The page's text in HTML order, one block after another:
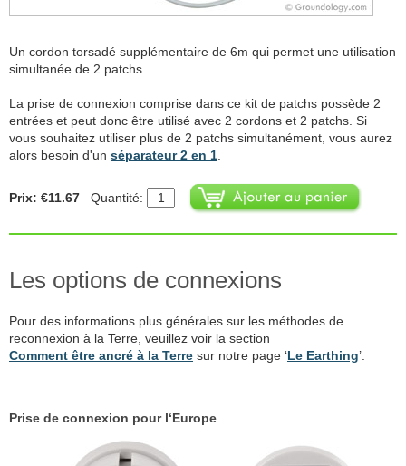
Un cordon torsadé supplémentaire de 6m qui permet une utilisation
simultanée de 2 patchs.
La prise de connexion comprise dans ce kit de patchs possède 2
entrées et peut donc être utilisé avec 2 cordons et 2 patchs. Si
vous souhaitez utiliser plus de 2 patchs simultanément, vous aurez
alors besoin d'un séparateur 2 en 1
Prix: €11.67 Quantité:
Les options de connexions
Pour des informations plus générales sur les méthodes de
reconnexion à la Terre, veuillez voir la section
Comment être ancré à la Terre sur notre page ‘Le Earthing’.
Prise de connexion pour l‘Europe